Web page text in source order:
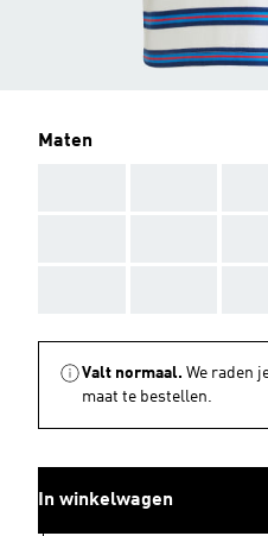
Maten
Valt normaal. We raden
maat te bestellen.
In winkelwagen